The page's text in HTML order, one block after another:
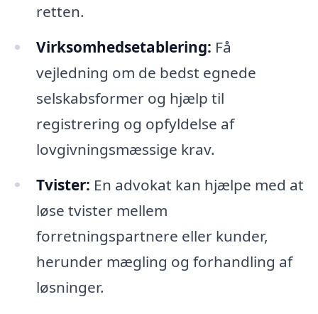
retten.
Virksomhedsetablering: Få
vejledning om de bedst egnede
selskabsformer og hjælp til
registrering og opfyldelse af
lovgivningsmæssige krav.
Tvister: En advokat kan hjælpe med at
løse tvister mellem
forretningspartnere eller kunder,
herunder mægling og forhandling af
løsninger.